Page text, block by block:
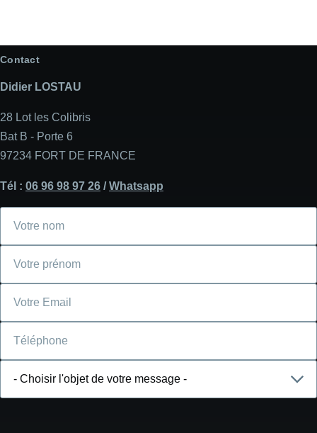
Contact
Didier LOSTAU
28 Lot les Colibris
Bat B - Porte 6
97234 FORT DE FRANCE
Tél : 06 96 98 97 26 / Whatsapp